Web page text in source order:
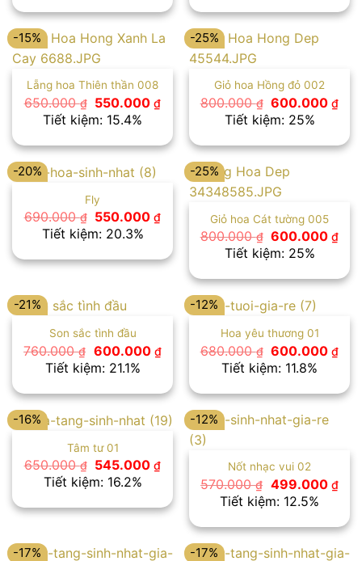
là:
500.000 ₫.
là:
-15%
Lẵng hoa Thiên thần 008
650.000₫
Giá
gốc
là:
550.000₫Giá
là:
550.000 ₫.
Tiết kiệm: 15.4%
-25%
Giỏ hoa Hồng đỏ 002
800.000₫ Giá
gốc
là:
600.000₫Giá
là:
Tiết kiệm: 25%
-20%
Fly
690.000₫
Giá
gốc
là:
550.000₫Giá
là:
550.000 ₫.
Tiết kiệm: 20.3%
-25%
Giỏ hoa Cát tường 005
800.000₫ Giá
gốc
là:
600.000₫Giá
là:
Tiết kiệm: 25%
-21%
Son sắc tình đầu
760.000₫ Giá
gốc
là:
600.000 ₫Giá
hiện
là:
600.000 ₫.
Tiết kiệm: 21.1%
-12%
Hoa yêu thương 01
680.000₫ Giá
gốc
là:
600.000₫Giá
là:
Tiết kiệm: 11.8%
-16%
Tâm tư 01
650.000₫
Giá
gốc
là:
545.000₫Giá
là:
545.000 ₫.
Tiết kiệm: 16.2%
-12%
Nốt nhạc vui 02
570.000₫ Giá
gốc
là:
499.000 ₫Giá
hiện
là:
Tiết kiệm: 12.5%
-17% -17%